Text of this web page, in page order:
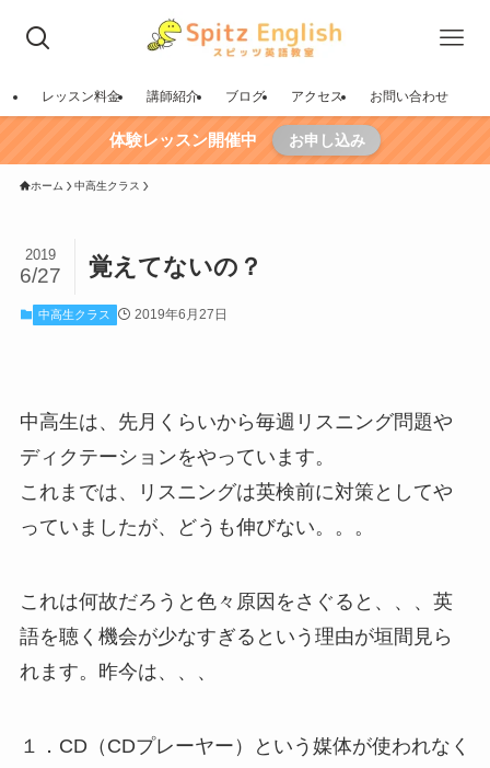
レッスン料金 講師紹介 ブログ アクセス お問い合わせ
体験レッスン開催中 お申し込み
ホーム 中高生クラス
覚えてないの？
2019
6/27
中高生クラス 2019年6月27日
中高生は、先月くらいから毎週リスニング問題や
ディクテーションをやっています。
これまでは、リスニングは英検前に対策としてや
っていましたが、どうも伸びない。。。
これは何故だろうと色々原因をさぐると、、、英
語を聴く機会が少なすぎるという理由が垣間見ら
れます。昨今は、、、
１．CD（CDプレーヤー）という媒体が使われなく